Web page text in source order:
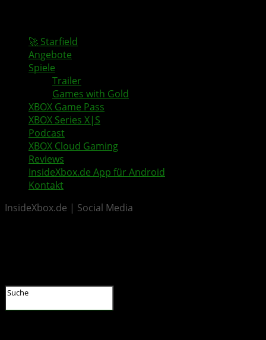
🚀 Starfield
Angebote
Spiele
Trailer
Games with Gold
XBOX Game Pass
XBOX Series X|S
Podcast
XBOX Cloud Gaming
Reviews
InsideXbox.de App für Android
Kontakt
InsideXbox.de | Social Media